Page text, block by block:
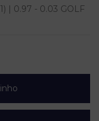
| 0.97 - 0.03 GOLF